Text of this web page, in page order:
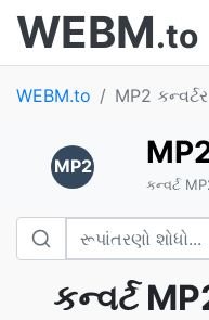
WEBM.to
WEBM.to MP2 કન્વર્ટર
MP2
કન્વર્ટ
કન્વર્ટ